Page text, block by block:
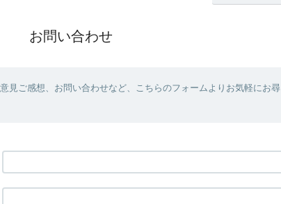
お問い合わせ
見ご感想、お問い合わせなど、こちらのフォームよりお気軽にお尋